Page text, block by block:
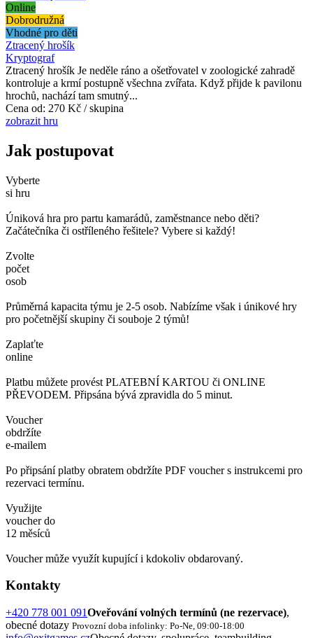
Online
Dobrodružná
Vhodné pro děti
Ztracený hrošík
Kryptograf
Ztracený hrošík Je neděle ráno a ošetřovatel v zoologické zahradě
kontroluje a krmí postupně všechna zvířata. Když přijde k pavilonu
hrochů, nachází tam smutný...
Cena od: 270 Kč / skupina
zobrazit hru
Jak postupovat
Vyberte
si hru
Úniková hra pro partu kamarádů, zaměstnance nebo děti?
Začátečníka či ostříleného řešitele? Vybere si každý!
Zvolte
počet
osob
Průměrná kapacita týmu je 2-5 osob. Nabízíme však i únikové hry
pro početnější skupiny či souboje 2 týmů!
Zaplaťte
online
Platbu můžete provést PLATEBNÍ KARTOU či ONLINE
PŘEVODEM. Připsána bývá zpravidla do 5 minut.
Voucher
obdržíte
e-mailem
Po připsání platby obratem obdržíte PDF voucher s instrukcemi pro
rezervaci termínu.
Využijte
voucher do
12 měsíců
Voucher může využít kupující i kdokoliv obdarovaný.
Kontakty
+420 778 001 091Oveřování volných termínů (ne rezervace),
obecné dotazy Provozní doba infolinky: Po-Ne, 09:00-18:00